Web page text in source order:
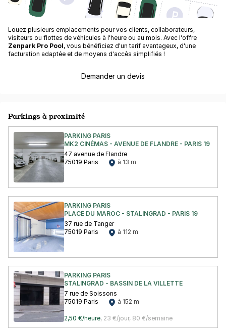
Louez plusieurs emplacements pour vos clients, collaborateurs,
visiteurs ou flottes de véhicules à l'heure ou au mois. Avec l'offre
Zenpark Pro Pool, vous bénéficiez d'un tarif avantageux, d'une
facturation adaptée et de moyens d'accès simplifiés !
Demander un devis
Parkings à proximité
PARKING PARIS
MK2 CINÉMAS - AVENUE DE FLANDRE - PARIS 19
47 avenue de Flandre
75019 Paris
à 13 m
PARKING PARIS
PLACE DU MAROC - STALINGRAD - PARIS 19
37 rue de Tanger
75019 Paris
à 112 m
PARKING PARIS
STALINGRAD - BASSIN DE LA VILLETTE
7 rue de Soissons
75019 Paris
à 152 m
2,50 €/heure, 23 €/jour, 80 €/semaine